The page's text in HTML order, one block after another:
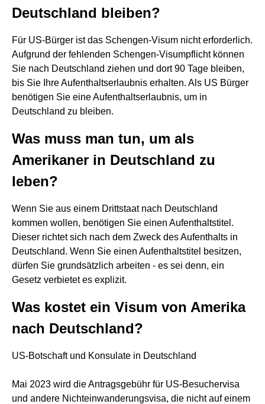
Deutschland bleiben?
Für US-Bürger ist das Schengen-Visum nicht erforderlich.
Aufgrund der fehlenden Schengen-Visumpflicht können
Sie nach Deutschland ziehen und dort 90 Tage bleiben,
bis Sie Ihre Aufenthaltserlaubnis erhalten. Als US Bürger
benötigen Sie eine Aufenthaltserlaubnis, um in
Deutschland zu bleiben.
Was muss man tun, um als
Amerikaner in Deutschland zu
leben?
Wenn Sie aus einem Drittstaat nach Deutschland
kommen wollen, benötigen Sie einen Aufenthaltstitel.
Dieser richtet sich nach dem Zweck des Aufenthalts in
Deutschland. Wenn Sie einen Aufenthaltstitel besitzen,
dürfen Sie grundsätzlich arbeiten - es sei denn, ein
Gesetz verbietet es explizit.
Was kostet ein Visum von Amerika
nach Deutschland?
US-Botschaft und Konsulate in Deutschland
Mai 2023 wird die Antragsgebühr für US-Besuchervisa
und andere Nichteinwanderungsvisa, die nicht auf einem